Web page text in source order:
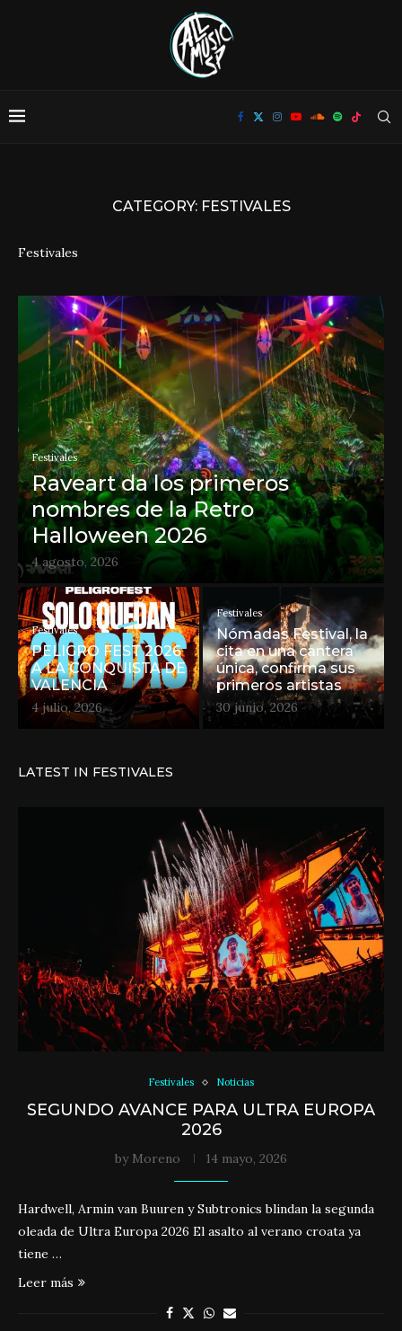
CATEGORY: FESTIVALES
Festivales
Festivales
Raveart da los primeros
nombres de la Retro
Halloween 2026
4 agosto, 2026
Festivales
PELIGRO FEST 2026
A LA CONQUISTA DE
VALENCIA
4 julio, 2026
Festivales
Nómadas Festival, la
cita en una cantera
única, confirma sus
primeros artistas
30 junio, 2026
LATEST IN FESTIVALES
Festivales Noticias
SEGUNDO AVANCE PARA ULTRA EUROPA
2026
by Moreno 14 mayo, 2026
Hardwell, Armin van Buuren y Subtronics blindan la segunda
oleada de Ultra Europa 2026 El asalto al verano croata ya
tiene …
Leer más